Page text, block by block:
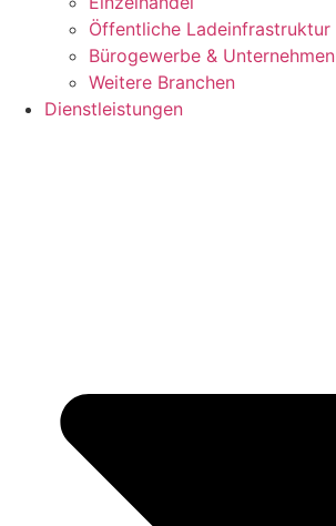
Öffentliche Ladeinfrastruktur​
Bürogewerbe & Unternehmen​
Weitere Branchen
Dienstleistungen